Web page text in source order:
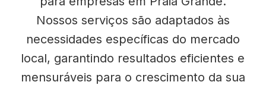
Nossos serviços são adaptados às
necessidades específicas do mercado
local, garantindo resultados eficientes e
mensuráveis para o crescimento da sua